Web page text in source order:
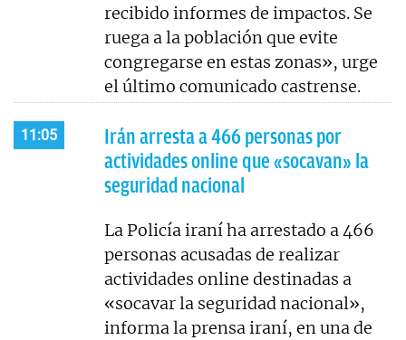
recibido informes de impactos. Se
ruega a la población que evite
congregarse en estas zonas», urge
el último comunicado castrense.
11:05
Irán arresta a 466 personas por
actividades online que «socavan» la
seguridad nacional
La Policía iraní ha arrestado a 466
personas acusadas de realizar
actividades online destinadas a
«socavar la seguridad nacional»,
informa la prensa iraní, en una de